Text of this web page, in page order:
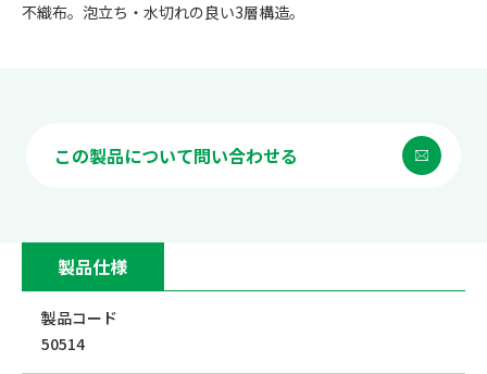
不織布。泡立ち・水切れの良い3層構造。
製品仕様
製品コード
50514
この製品について問い合わせる